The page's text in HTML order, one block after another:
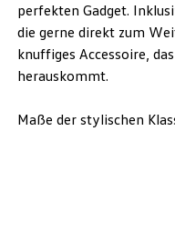
perfekten Gadget.
die gerne direkt zum
knuffiges Accessoire,
herauskommt.
Maße der stylischen